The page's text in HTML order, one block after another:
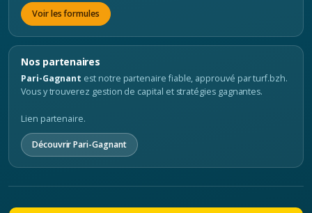
Voir les formules
Nos partenaires
Pari-Gagnant est notre partenaire fiable, approuvé par turf.bzh.
Vous y trouverez gestion de capital et stratégies gagnantes.
Lien partenaire.
Découvrir Pari-Gagnant